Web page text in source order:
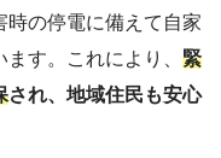
の停電に備えて自家
す。これにより、 緊
され、地域住民も安心